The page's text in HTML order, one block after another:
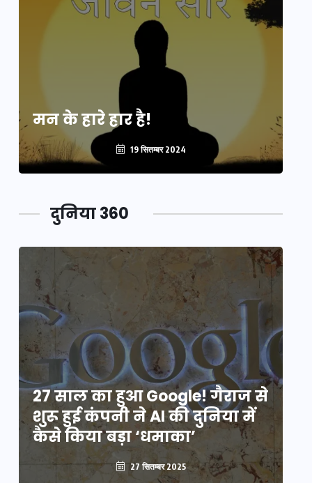
मन के हारे हार है!
19 सितम्बर 2024
दुनिया 360
27 साल का हुआ Google! गैराज से
शुरू हुई कंपनी ने AI की दुनिया में
कैसे किया बड़ा ‘धमाका’
27 सितम्बर 2025